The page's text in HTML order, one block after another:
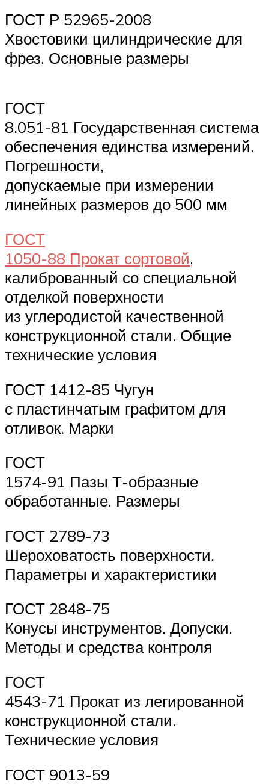
ГОСТ Р 52965-2008
Хвостовики цилиндрические для
фрез. Основные размеры
ГОСТ
8.051-81 Государственная система
обеспечения единства измерений.
Погрешности,
допускаемые при измерении
линейных размеров до 500 мм
ГОСТ
1050-88 Прокат сортовой,
калиброванный со специальной
отделкой поверхности
из углеродистой качественной
конструкционной стали. Общие
технические условия
ГОСТ 1412-85 Чугун
с пластинчатым графитом для
отливок. Марки
ГОСТ
1574-91 Пазы Т-образные
обработанные. Размеры
ГОСТ 2789-73
Шероховатость поверхности.
Параметры и характеристики
ГОСТ 2848-75
Конусы инструментов. Допуски.
Методы и средства контроля
ГОСТ
4543-71 Прокат из легированной
конструкционной стали.
Технические условия
ГОСТ 9013-59